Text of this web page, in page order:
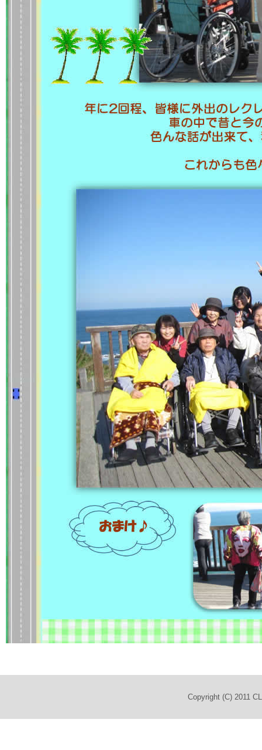
Copyright (C) 2011